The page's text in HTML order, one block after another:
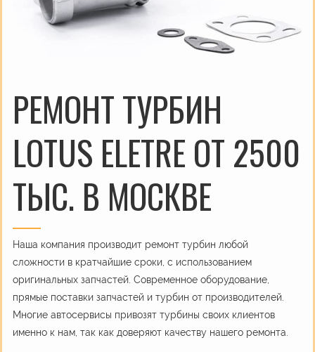
РЕМОНТ ТУРБИН
LOTUS ELETRE ОТ 2500
ТЫС. В МОСКВЕ
Наша компания производит ремонт турбин любой
сложности в кратчайшие сроки, с использованием
оригинальных запчастей. Современное оборудование,
прямые поставки запчастей и турбин от производителей.
Многие автосервисы привозят турбины своих клиентов
именно к нам, так как доверяют качеству нашего ремонта.